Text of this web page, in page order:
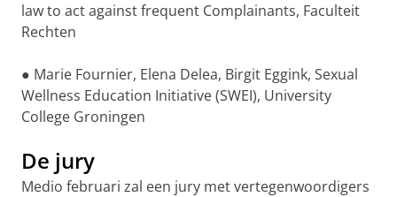
law to act against frequent Complainants, Faculteit
Rechten
● Marie Fournier, Elena Delea, Birgit Eggink, Sexual
Wellness Education Initiative (SWEI), University
College Groningen
De jury
Medio februari zal een jury met vertegenwoordigers